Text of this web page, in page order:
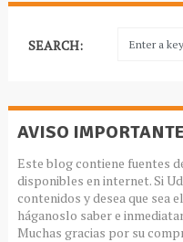
SEARCH:
AVISO
Este blog contiene fuentes
disponibles en internet. Si
contenidos y desea que sea
háganoslo saber e
Muchas gracias por su